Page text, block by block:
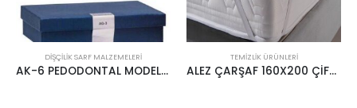
DIŞÇILIK SARF MALZEMELERI
AK-6 PEDODONTAL MODEL FRASACO
TEMIZLIK ÜRÜNLERI
ALEZ ÇARŞAF 160X200 ÇİFT KİŞİLİK